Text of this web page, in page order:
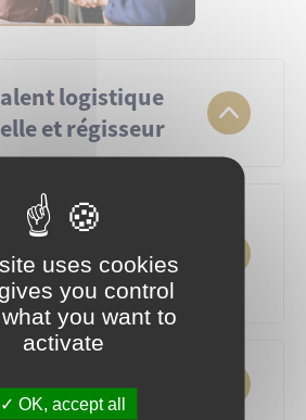
logistique
et régisseur
polyvalent-logistique-
et-regisseur
Ko
et
citoyenneté
administratif-et-daccueil-du-
Ko
uses cookies
you control
you want to
activate
OK, accept all